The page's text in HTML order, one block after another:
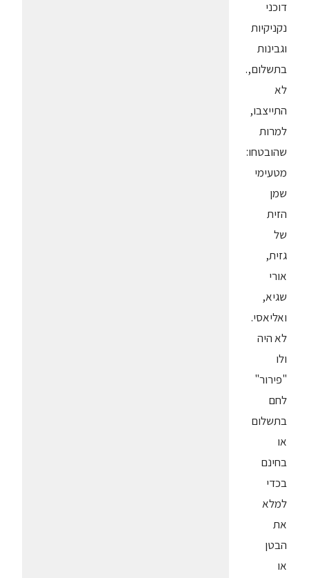
דוכני
נקניקיות
וגבינות
בתשלום,.
לא
התייצבו,
למרות
שהובטחו:
מטעימי
שמן
הזית
של
גזית,
אורי
שגיא,
ואליאסי.
לא היה
ולו
"פירור"
לחם
בתשלום
או
בחינם
בכדי
למלא
את
הבטן
או